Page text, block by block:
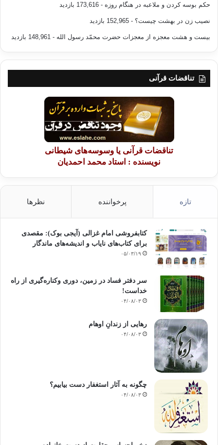
حکم بوسه کردن و ملاعبه در هنگام روزه - 173,616 بازدید
نصیب زن در بهشت چیست؟ - 152,965 بازدید
بیست و هشت معجزه از معجزات حضرت محمّد رسول الله - 148,961 بازدید
تناقضات قرآنی
تناقضات قرآنی یا وسوسه‌های شیطانی
نویسنده : استاد محمد احمدیان
تازه پرخواننده نظرها
کتابفروشی امام غزالی (آیجی بوک): مقصدی
برای کتاب‌های نایاب و اندیشه‌های ماندگار
۰۵/۰۳/۱۹
سر دفتر فساد در زمین‌، دوری وکناره‌گیری از راه
خداست‌!
۰۴/۰۸/۰۳
رهایی از زندانِ اوهام
۰۴/۰۸/۰۳
چگونه به آثار استغفار دست بیابیم؟
۰۴/۰۸/۰۳